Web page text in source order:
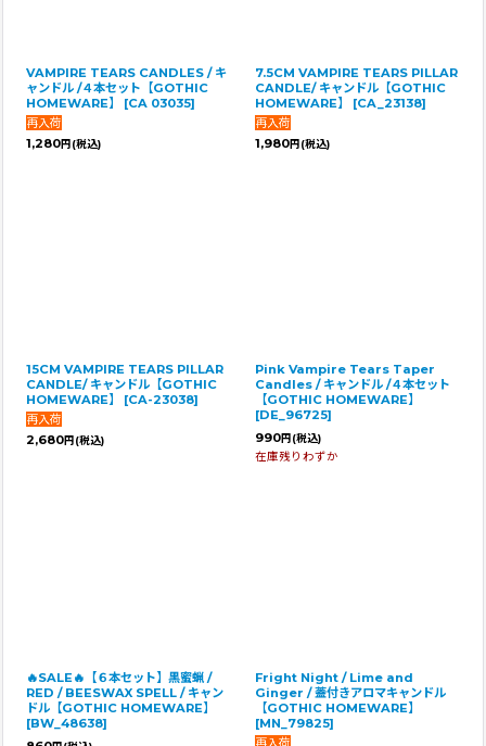
VAMPIRE TEARS CANDLES / キ
ャンドル /４本セット【GOTHIC
HOMEWARE】
[CA 03035]
1,280円 (税込)
7.5CM VAMPIRE TEARS PILLAR
CANDLE/ キャンドル【GOTHIC
HOMEWARE】
[CA_23138]
1,980円 (税込)
15CM VAMPIRE TEARS PILLAR
CANDLE/ キャンドル【GOTHIC
HOMEWARE】
[CA-23038]
2,680円 (税込)
Pink Vampire Tears Taper
Candles / キャンドル /４本セット
【GOTHIC HOMEWARE】
[DE_96725]
990円 (税込)
在庫残りわずか
🔥SALE🔥【６本セット】黒蜜蝋 /
RED / BEESWAX SPELL / キャン
ドル【GOTHIC HOMEWARE】
[BW_48638]
Fright Night / Lime and
Ginger / 蓋付きアロマキャンドル
【GOTHIC HOMEWARE】
[MN_79825]